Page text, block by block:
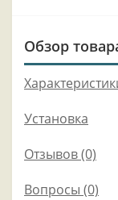
Обзор
Установка
Отзывов (0)
Вопросы (0)